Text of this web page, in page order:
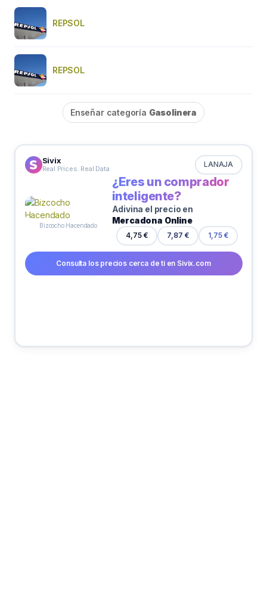
REPSOL
REPSOL
Enseñar categoría Gasolinera
Sivix
Real Prices. Real Data LANAJA
Bizcocho Hacendado
¿Eres un comprador
inteligente?
Adivina el precio en
Mercadona Online
4,75 € 7,87 € 1,75 €
Consulta los precios cerca de ti en Sivix.com